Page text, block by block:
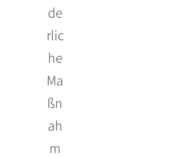
de
rlic
he
Ma
ßn
ah
m